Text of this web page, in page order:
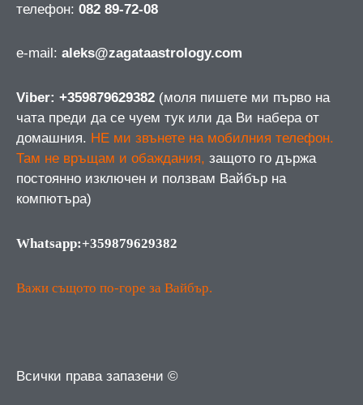
телефон: 082 89-72-08
е-mail: aleks@zagataastrology.com
Viber: +359879629382 (моля пишете ми първо на
чата преди да се чуем тук или да Ви набера от
домашния. НЕ ми звънете на мобилния телефон.
Там не връщам и обаждания, защото го държа
постоянно изключен и ползвам Вайбър на
компютъра)
Whatsapp:+359879629382
Важи същото по-горе за Вайбър.
Всички права запазени ©